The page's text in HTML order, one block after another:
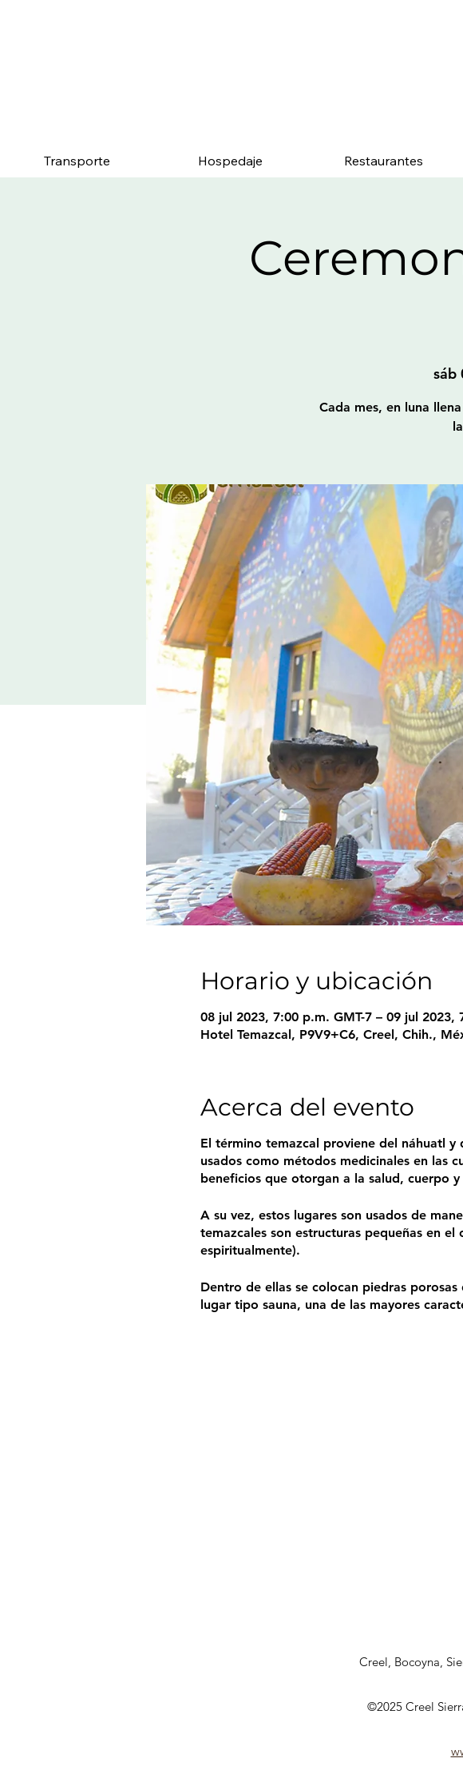
Transporte Hospedaje Restaurantes
sáb
Cada mes, en luna
Horario y ubicación
08 jul 2023, 7:00 p.m. GMT-7 – 09 jul 2023,
Hotel Temazcal, P9V9+C6, Creel, Chih.,
Acerca del evento
El término temazcal proviene del náhuatl
usados como métodos medicinales en las
beneficios que otorgan a la salud, cuerpo
A su vez, estos lugares son usados de
temazcales son estructuras pequeñas en
espiritualmente).
Dentro de ellas se colocan piedras
lugar tipo sauna, una de las mayores
Creel, Bocoyna,
©2025 Creel